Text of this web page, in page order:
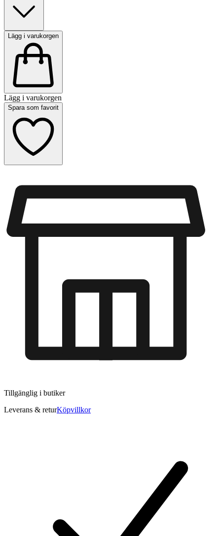
Lägg i varukorgen
Lägg i varukorgen
Spara som favorit
Tillgänglig i butiker
Leverans & returKöpvillkor